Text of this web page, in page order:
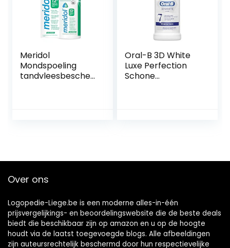
Meridol
Mondspoeling
tandvleesbescher
Oral-B 3D White
Luxe Perfection
Schone
Over ons
Logopedie-Liege.be is een moderne alles-in-één
prijsvergelijkings- en beoordelingswebsite die de beste deals
biedt die beschikbaar zijn op amazon en u op de hoogte
houdt via de laatst toegevoegde blogs. Alle afbeeldingen
zijn auteursrechtelijk beschermd door hun respectievelijke